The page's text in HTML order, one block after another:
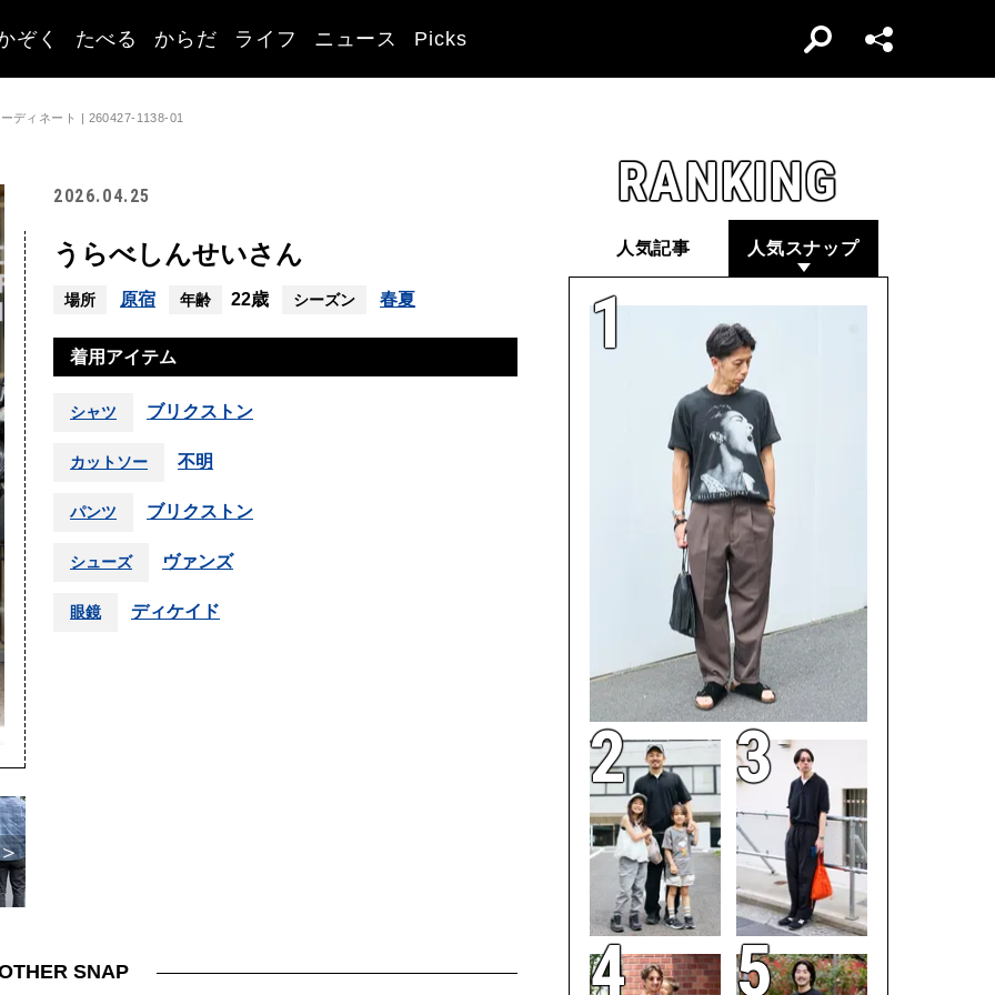
ぞく たべる からだ ライフ ニュース Picks
ディネート | 260427-1138-01
2026.04.25
うらべしんせいさん
場所 原宿 年齢 22歳 シーズン 春夏
着用アイテム
シャツ ブリクストン
カットソー 不明
パンツ ブリクストン
シューズ ヴァンズ
眼鏡 ディケイド
SNAP
RANKING
人気記事 人気スナップ